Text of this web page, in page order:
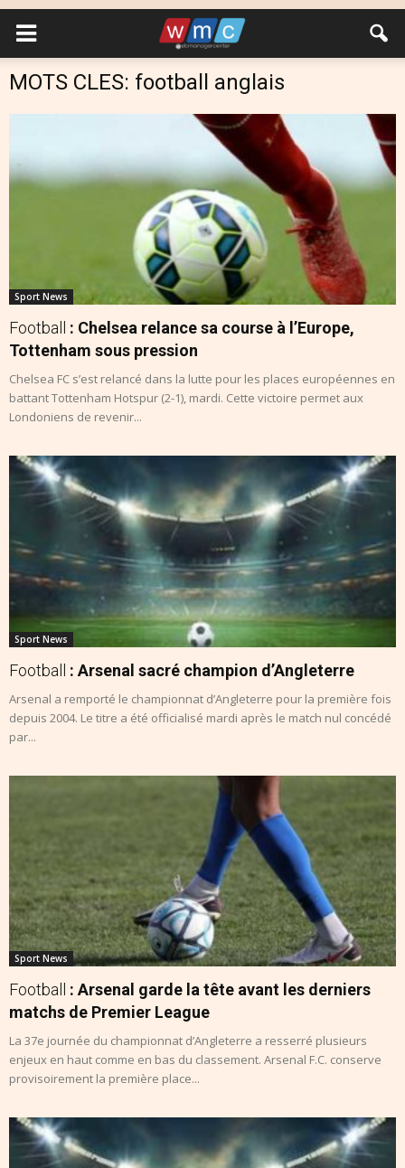
MOTS CLES: football anglais
Sport News
Football
: Chelsea relance sa course à l’Europe,
Tottenham sous pression
Chelsea FC s’est relancé dans la lutte pour les places européennes en
battant Tottenham Hotspur (2-1), mardi. Cette victoire permet aux
Londoniens de revenir...
Sport News
Football : Arsenal sacré champion d’Angleterre
Arsenal a remporté le championnat d’Angleterre pour la première fois
depuis 2004. Le titre a été officialisé mardi après le match nul concédé
par...
Sport News
Football
: Arsenal garde la tête avant les derniers
matchs de Premier League
La 37e journée du championnat d’Angleterre a resserré plusieurs
enjeux en haut comme en bas du classement. Arsenal F.C. conserve
provisoirement la première place...